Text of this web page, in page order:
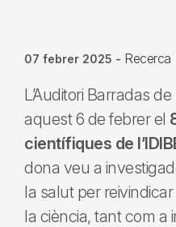
07 febrer 2025 - Recerca
L’Auditori Barradas
aquest 6 de febrer el
científiques de
dona veu a
la salut per
la ciència, tant com a